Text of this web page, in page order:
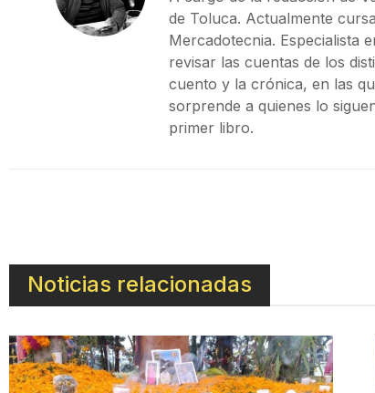
de Toluca. Actualmente
Mercadotecnia. Especialista
revisar las cuentas de los
cuento y la crónica, en las
sorprende a quienes lo
primer libro.
Noticias relacionadas